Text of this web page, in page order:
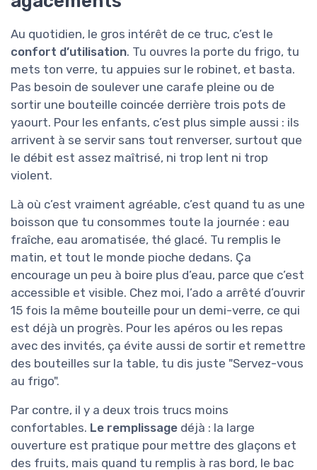
Au quotidien, le gros intérêt de ce truc, c’est le
confort d’utilisation. Tu ouvres la porte du frigo, tu
mets ton verre, tu appuies sur le robinet, et basta.
Pas besoin de soulever une carafe pleine ou de
sortir une bouteille coincée derrière trois pots de
yaourt. Pour les enfants, c’est plus simple aussi : ils
arrivent à se servir sans tout renverser, surtout que
le débit est assez maîtrisé, ni trop lent ni trop
violent.
Là où c’est vraiment agréable, c’est quand tu as une
boisson que tu consommes toute la journée : eau
fraîche, eau aromatisée, thé glacé. Tu remplis le
matin, et tout le monde pioche dedans. Ça
encourage un peu à boire plus d’eau, parce que c’est
accessible et visible. Chez moi, l’ado a arrêté d’ouvrir
15 fois la même bouteille pour un demi-verre, ce qui
est déjà un progrès. Pour les apéros ou les repas
avec des invités, ça évite aussi de sortir et remettre
des bouteilles sur la table, tu dis juste "Servez-vous
au frigo".
Par contre, il y a deux trois trucs moins
confortables. Le remplissage déjà : la large
ouverture est pratique pour mettre des glaçons et
des fruits, mais quand tu remplis à ras bord, le bac